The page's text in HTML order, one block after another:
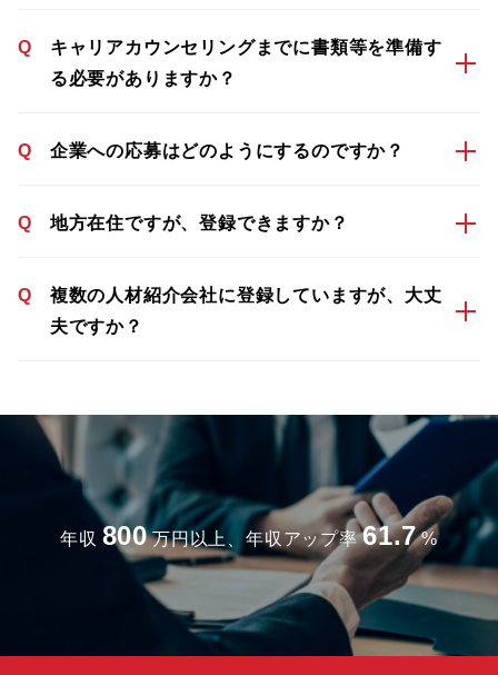
Q
キャリアカウンセリングまでに書類等を準備す
る必要がありますか？
Q 企業への応募はどのようにするのですか？
Q 地方在住ですが、登録できますか？
Q
複数の人材紹介会社に登録していますが、大丈
夫ですか？
年収 800 万円以上、年収アップ率 61.7 %